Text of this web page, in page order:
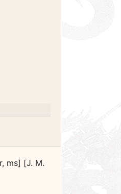
ms] [J. M.